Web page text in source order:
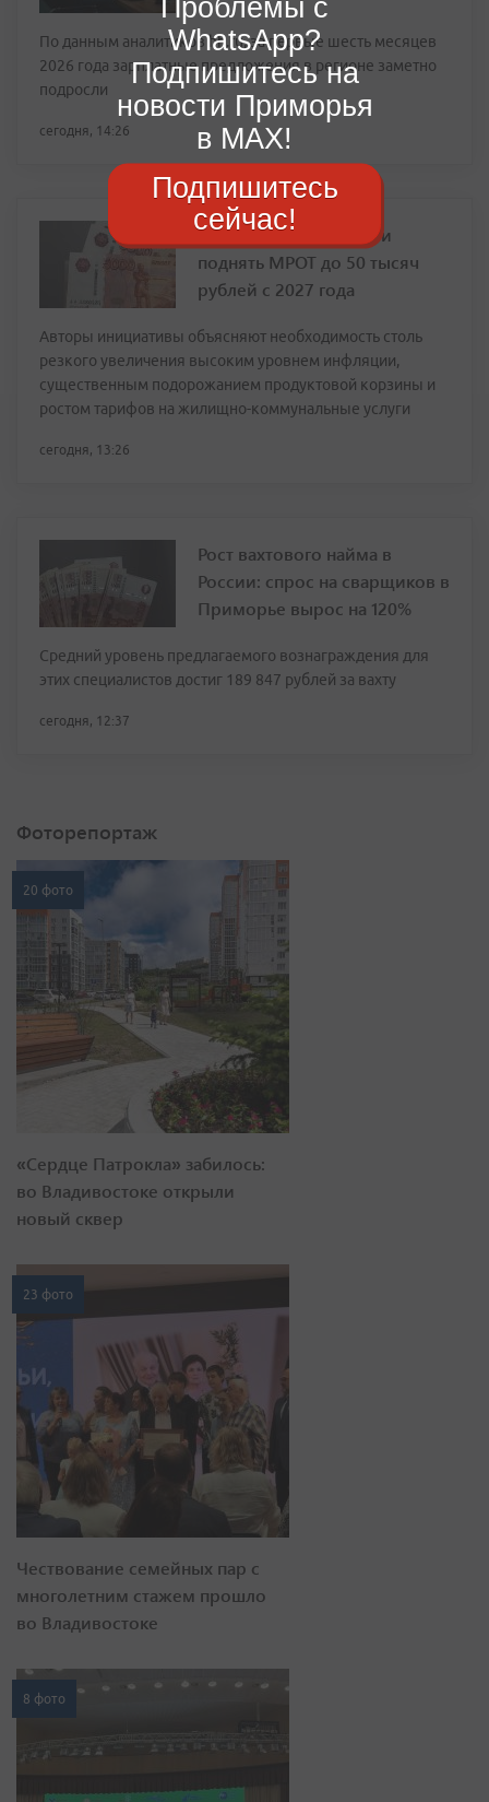
По данным аналитиков hh.ru, за первые шесть месяцев
2026 года зарплатные предложения в регионе заметно
подросли
сегодня, 14:26
В Госдуме предложили
поднять МРОТ до 50 тысяч
рублей с 2027 года
Авторы инициативы объясняют необходимость столь
резкого увеличения высоким уровнем инфляции,
существенным подорожанием продуктовой корзины и
ростом тарифов на жилищно-коммунальные услуги
сегодня, 13:26
Рост вахтового найма в
России: спрос на сварщиков в
Приморье вырос на 120%
Средний уровень предлагаемого вознаграждения для
этих специалистов достиг 189 847 рублей за вахту
сегодня, 12:37
Фоторепортаж
20 фото
«Сердце Патрокла» забилось:
во Владивостоке открыли
новый сквер
23 фото
Чествование семейных пар с
многолетним стажем прошло
во Владивостоке
8 фото
Проблемы с
WhatsApp?
Подпишитесь на
новости Приморья
в MAX!
Подпишитесь
сейчас!